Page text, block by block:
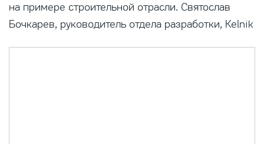
на примере строительной отрасли. Святослав
Бочкарев, руководитель отдела разработки, Kelnik